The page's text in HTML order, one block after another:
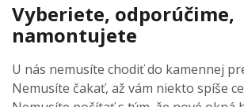
Vyberiete, odporúčime,
namontujete
U nás nemusíte chodiť do kamennej
Nemusíte čakať, až vám niekto spíše